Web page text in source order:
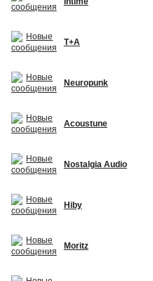
T+A
Neuropunk
Acoustune
Nostalgia Audio
Hiby
Moritz